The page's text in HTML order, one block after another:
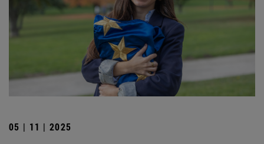
05 | 11 | 2025